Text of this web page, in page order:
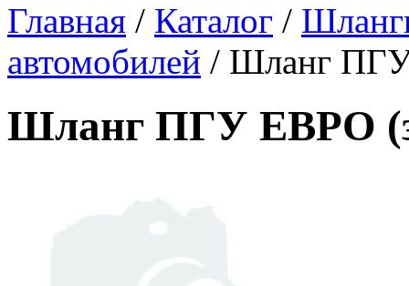
Главная / Каталог /
автомобилей / Шланг
Шланг ПГУ ЕВРО